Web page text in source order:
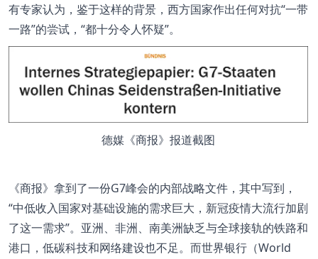
有专家认为，鉴于这样的背景，西方国家作出任何对抗“一带
一路”的尝试，“都十分令人怀疑”。
德媒《商报》报道截图
《商报》拿到了一份G7峰会的内部战略文件，其中写到，
“中低收入国家对基础设施的需求巨大，新冠疫情大流行加剧
了这一需求”。亚洲、非洲、南美洲缺乏与全球接轨的铁路和
港口，低碳科技和网络建设也不足。而世界银行（World